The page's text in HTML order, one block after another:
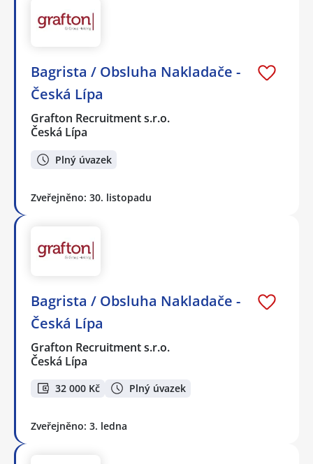
Bagrista / Obsluha Nakladače -
Česká Lípa
Grafton Recruitment s.r.o.
Česká Lípa
Plný úvazek
Zveřejněno: 30. listopadu
Bagrista / Obsluha Nakladače -
Česká Lípa
Grafton Recruitment s.r.o.
Česká Lípa
32 000 Kč Plný úvazek
Zveřejněno: 3. ledna